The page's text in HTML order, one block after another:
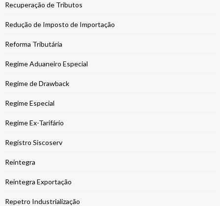
Recuperação de Tributos
Redução de Imposto de Importação
Reforma Tributária
Regime Aduaneiro Especial
Regime de Drawback
Regime Especial
Regime Ex-Tarifário
Registro Siscoserv
Reintegra
Reintegra Exportação
Repetro Industrialização